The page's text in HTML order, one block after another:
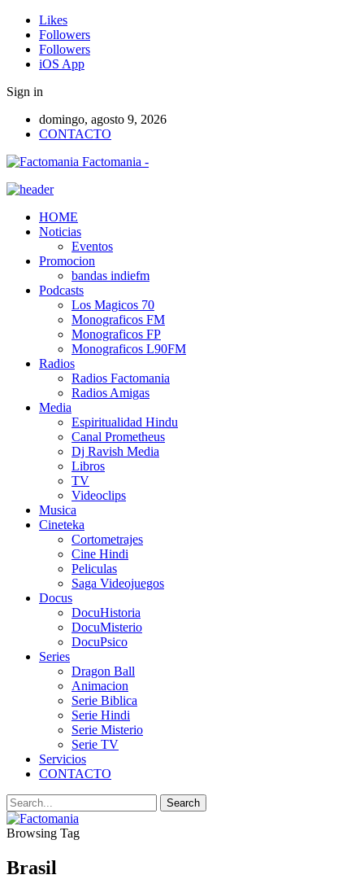
Likes
Followers
Followers
iOS App
Sign in
domingo, agosto 9, 2026
CONTACTO
Factomania -
HOME
Noticias
Eventos
Promocion
bandas indiefm
Podcasts
Los Magicos 70
Monograficos FM
Monograficos FP
Monograficos L90FM
Radios
Radios Factomania
Radios Amigas
Media
Espiritualidad Hindu
Canal Prometheus
Dj Ravish Media
Libros
TV
Videoclips
Musica
Cineteka
Cortometrajes
Cine Hindi
Peliculas
Saga Videojuegos
Docus
DocuHistoria
DocuMisterio
DocuPsico
Series
Dragon Ball
Animacion
Serie Biblica
Serie Hindi
Serie Misterio
Serie TV
Servicios
CONTACTO
Browsing Tag
Brasil